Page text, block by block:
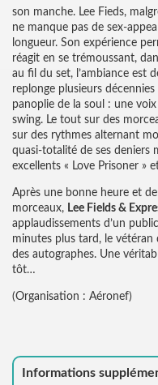
son manche. Lee Fieds,
ne manque pas de sex-
longueur. Son expérience
réagit en se trémoussant,
au fil du set, l’ambiance est
replonge plusieurs
panoplie de la soul : une
swing. Le tout sur des
sur des rythmes alternant
quasi-totalité de ses deniers
excellents « Love Prisoner »
Après une bonne heure et
morceaux, Lee Fields &
applaudissements d’un
minutes plus tard, le vétéran
des autographes. Une
tôt…
(Organisation : Aéronef)
Informations